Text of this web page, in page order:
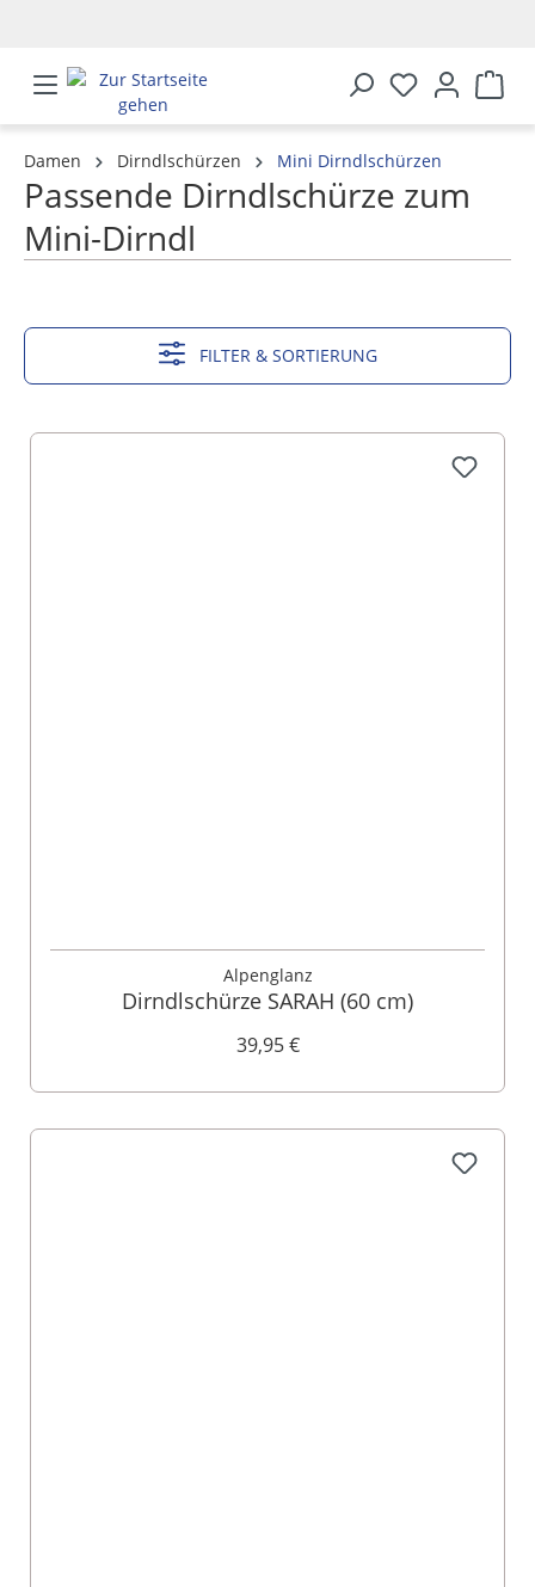
Damen Dirndlschürzen Mini Dirndlschürzen
Passende Dirndlschürze zum
Mini-Dirndl
FILTER & SORTIERUNG
Alpenglanz
Dirndlschürze SARAH (60 cm)
39,95 €